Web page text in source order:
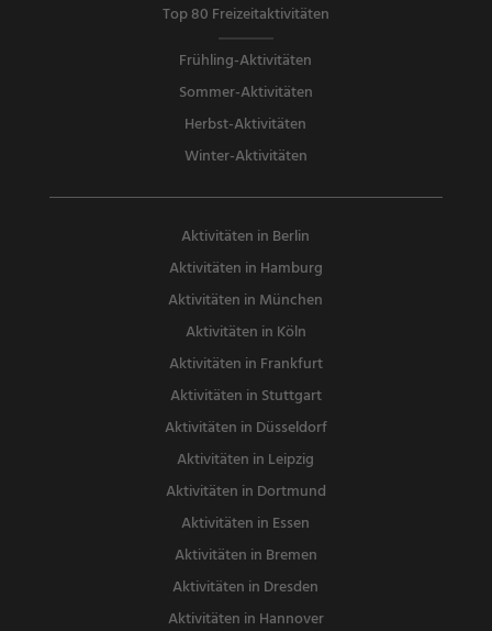
Top 80 Freizeitaktivitäten
Frühling-Aktivitäten
Sommer-Aktivitäten
Herbst-Aktivitäten
Winter-Aktivitäten
Aktivitäten in Berlin
Aktivitäten in Hamburg
Aktivitäten in München
Aktivitäten in Köln
Aktivitäten in Frankfurt
Aktivitäten in Stuttgart
Aktivitäten in Düsseldorf
Aktivitäten in Leipzig
Aktivitäten in Dortmund
Aktivitäten in Essen
Aktivitäten in Bremen
Aktivitäten in Dresden
Aktivitäten in Hannover